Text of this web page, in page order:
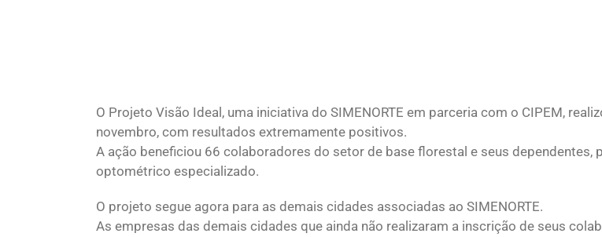
O Projeto Visão Ideal, uma iniciativa do SIMENORTE em parceria com o CIPEM,
novembro, com resultados extremamente positivos.
A ação beneficiou 66 colaboradores do setor de base florestal e seus
optométrico especializado.
O projeto segue agora para as demais cidades associadas ao SIMENORTE.
As empresas das demais cidades que ainda não realizaram a inscrição de seus